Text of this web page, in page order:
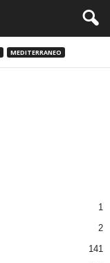
MEDITERRANEO
1
2
141